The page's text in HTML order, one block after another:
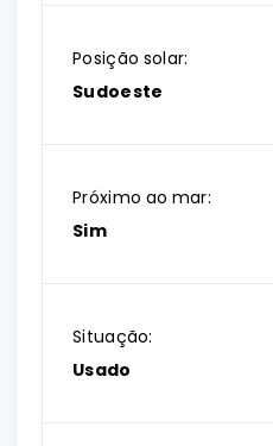
Posição solar:
Sudoeste
Próximo ao mar:
Sim
Situação:
Usado